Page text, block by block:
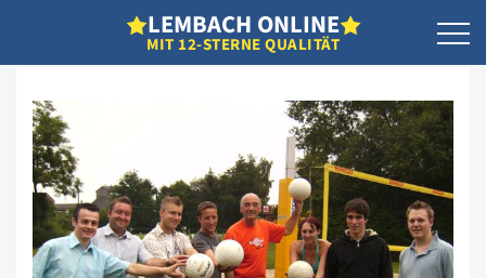
LEMBACH ONLINE
MIT 12-STERNE QUALITÄT